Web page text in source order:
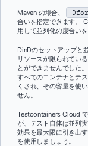
Maven の場合、 -
合いを指定できます。
用して並列化の度合いを
DinDのセットアップと
リソースが限られてい
とができませんでした
すべてのコンテナとテ
くされ、その容量を使
せん。
Testcontainers Cloud
が、テスト自体は並列
効果を最大限に引き出
を使用しましょう。